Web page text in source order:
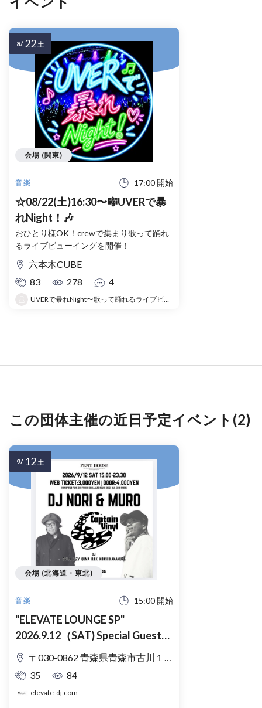
音楽 17:00 開始
☆08/22(土)16:30〜🎼UVERで暴
れNight！🎶
おひとり様OK！crewで集まり歌って踊れ
るライブビューイングを開催！
六本木CUBE
83
278 4
UVERで暴れNight〜歌って踊れるライブビューイング〜
会場 (関東)
8/ 22土
この団体主催の近日予定イベント(2)
音楽 15:00 開始
"ELEVATE LOUNGE SP"
2026.9.12（SAT) Special Guest
CAPTAIN VINYL (DJ
NORI+MURO)
〒030-0862 青森県青森市古川１丁目１７−２１ スノーランドビル 3階
35
84
elevate-dj.com
会場 (北海道・東北)
9/ 12土